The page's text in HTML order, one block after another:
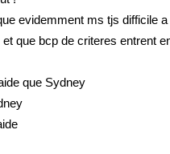
evidemment ms tjs difficile
que bcp de criteres entrent
que Sydney